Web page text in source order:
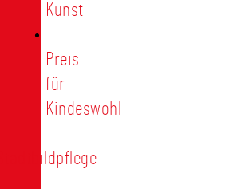
Kunst
Preis
für
Kindeswohl
Stadtbildpflege